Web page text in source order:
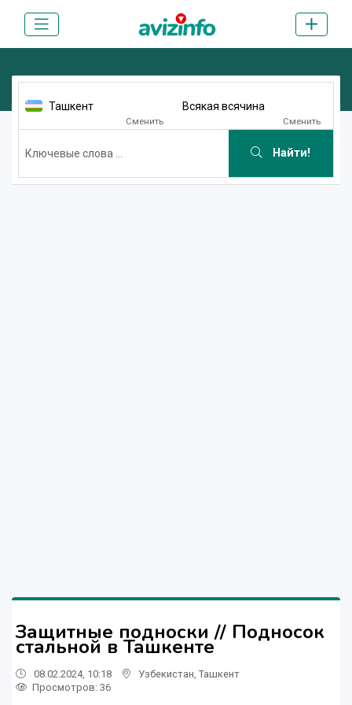
Ташкент
Сменить
Всякая всячина
Сменить
Найти!
Защитные подноски // Подносок
стальной в Ташкенте
08.02.2024, 10:18 Узбекистан Ташкент
Просмотров: 36